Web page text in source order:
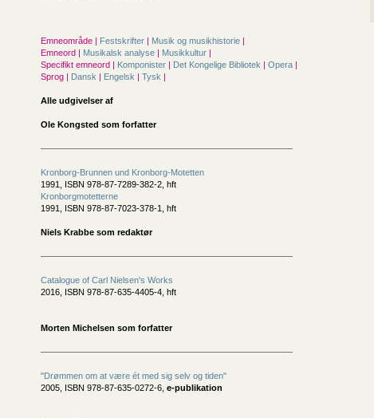
Emneområde | Festskrifter | Musik og musikhistorie |
Emneord | Musikalsk analyse | Musikkultur |
Specifikt emneord | Komponister | Det Kongelige Bibliotek | Opera |
Sprog | Dansk | Engelsk | Tysk |
Alle udgivelser af
Ole Kongsted som forfatter
Kronborg-Brunnen und Kronborg-Motetten
1991, ISBN 978-87-7289-382-2, hft
Kronborgmotetterne
1991, ISBN 978-87-7023-378-1, hft
Niels Krabbe som redaktør
Catalogue of Carl Nielsen's Works
2016, ISBN 978-87-635-4405-4, hft
Morten Michelsen som forfatter
"Drømmen om at være ét med sig selv og tiden"
2005, ISBN 978-87-635-0272-6, e-publikation